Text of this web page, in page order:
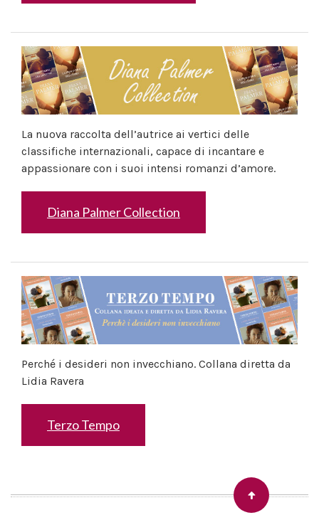
La nuova raccolta dell’autrice ai vertici delle
classifiche internazionali, capace di incantare e
appassionare con i suoi intensi romanzi d’amore.
Diana Palmer Collection
Perché i desideri non invecchiano. Collana diretta da
Lidia Ravera
Terzo Tempo